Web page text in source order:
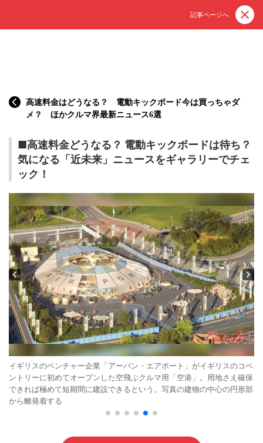
記事ページへ
高速料金はどうなる？ 電動キックボード今は買っちゃダ
メ？ ほかクルマ界最新ニュース6選
■高速料金どうなる？ 電動キックボードは待ち？
気になる「近未来」ニュースをギャラリーでチェ
ック！
イギリスのベンチャー企業「アーバン・エアポート」がイギリスのコベ
ントリーに初めてオープンした空飛ぶクルマ用「空港」。用地さえ確保
できれば極めて短期間に建設できるという。写真の建物の中心の円形部
から離発着する